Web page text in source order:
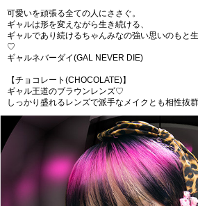
可愛いを頑張る全ての人にささぐ。
ギャルは形を変えながら生き続ける、
ギャルであり続けるちゃんみなの強い思いのもと
♡
ギャルネバーダイ(GAL NEVER DIE)
【チョコレート(CHOCOLATE)】
ギャル王道のブラウンレンズ♡
しっかり盛れるレンズで派手なメイクとも相性抜